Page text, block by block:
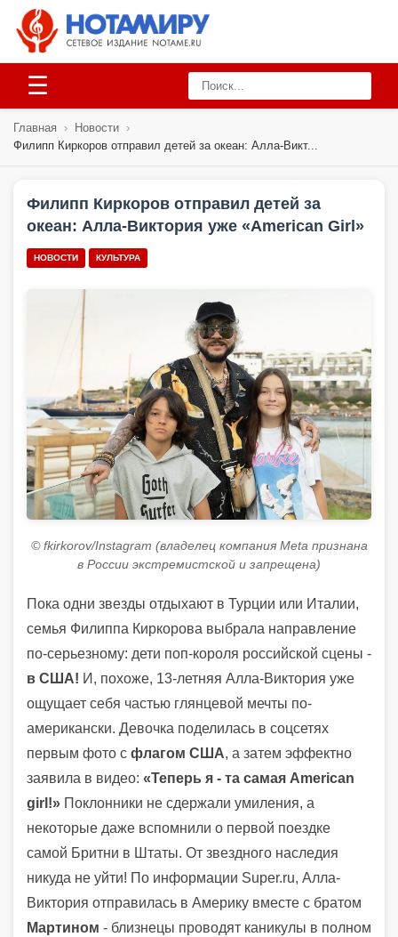
☰
Главная › Новости ›
Филипп Киркоров отправил детей за океан: Алла-Викт...
Филипп Киркоров отправил детей за
океан: Алла-Виктория уже «American Girl»
НОВОСТИ КУЛЬТУРА
© fkirkorov/Instagram (владелец компания Meta признана
в России экстремистской и запрещена)
Пока одни звезды отдыхают в Турции или Италии,
семья Филиппа Киркорова выбрала направление
по-серьезному: дети поп-короля российской сцены -
в США! И, похоже, 13-летняя Алла-Виктория уже
ощущает себя частью глянцевой мечты по-
американски. Девочка поделилась в соцсетях
первым фото с флагом США, а затем эффектно
заявила в видео: «Теперь я - та самая American
girl!» Поклонники не сдержали умиления, а
некоторые даже вспомнили о первой поездке
самой Бритни в Штаты. От звездного наследия
никуда не уйти! По информации Super.ru, Алла-
Виктория отправилась в Америку вместе с братом
Мартином - близнецы проводят каникулы в полном